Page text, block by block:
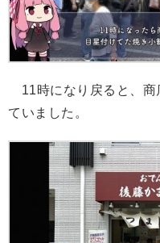
11時になり戻ると、商
ていました。